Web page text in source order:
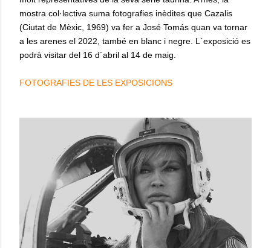
mostra col·lectiva suma fotografies inèdites que Cazalis
(Ciutat de Mèxic, 1969) va fer a José Tomás quan va tornar
a les arenes el 2022, també en blanc i negre. L´exposició es
podrà visitar del 16 d´abril al 14 de maig.
FOTOGRAFIES DE LES EXPOSICIONS